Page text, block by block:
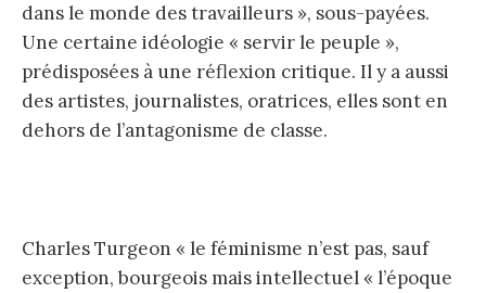
dans le monde des travailleurs », sous-payées.
Une certaine idéologie « servir le peuple »,
prédisposées à une réflexion critique. Il y a aussi
des artistes, journalistes, oratrices, elles sont en
dehors de l’antagonisme de classe.
Charles Turgeon « le féminisme n’est pas, sauf
exception, bourgeois mais intellectuel « l’époque